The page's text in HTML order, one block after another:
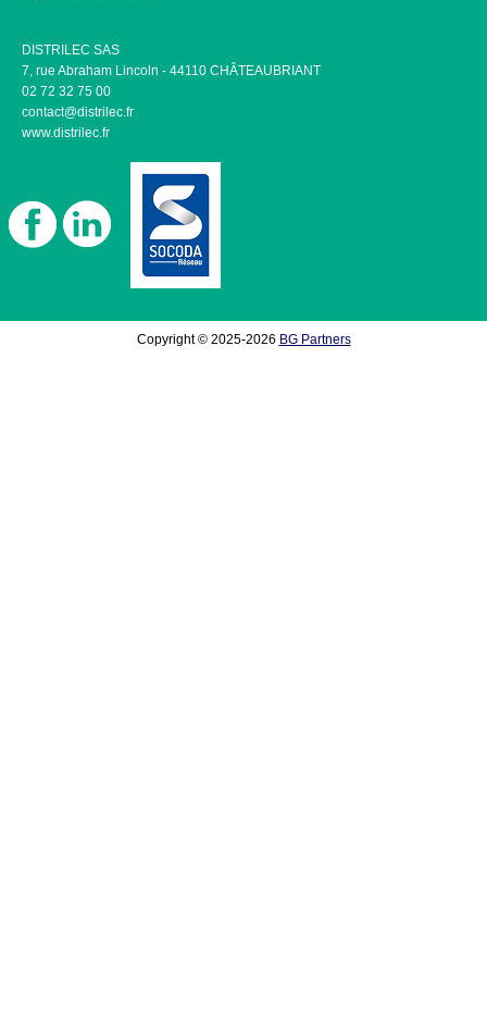
DISTRILEC SAS
7, rue Abraham Lincoln - 44110 CHÂTEAUBRIANT
02 72 32 75 00
contact@distrilec.fr
www.distrilec.fr
Copyright © 2025-2026 BG Partners